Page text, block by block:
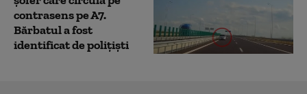
contrasens pe A7.
Bărbatul a fost
identificat de polițiști